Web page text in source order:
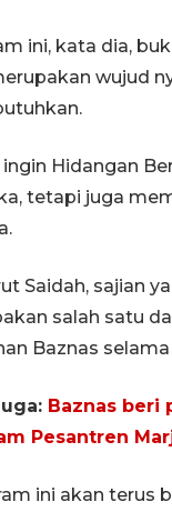
ini, kata dia,
wujud
Hidangan
tetapi juga
Saidah, sajian
salah satu
Baznas
Baznas beri
Pesantren
ini akan terus